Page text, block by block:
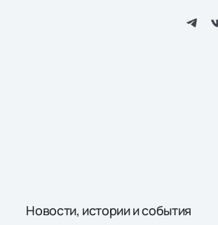
Новости, истории и события